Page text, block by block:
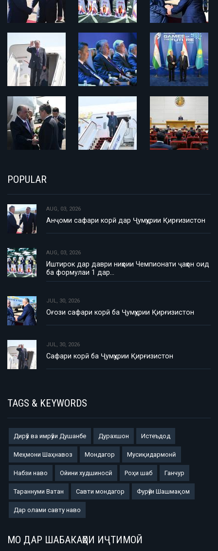
POPULAR
AUG, 03, 2026
Анҷоми сафари корӣ дар Ҷумҳурии Қирғизистон
AUG, 03, 2026
Иштирок дар даври ниҳоии Чемпионати ҷаҳон оид
ба формулаи 1 дар…
JUL, 30, 2026
Оғози сафари корӣ ба Ҷумҳурии Қирғизистон
JUL, 30, 2026
Сафари корӣ ба Ҷумҳурии Қирғизистон
TAGS & KEYWORDS
Дирӯз ва имрӯзи Душанбе Дурахшон Истеъдод
Меҳмони Шаҳнавоз Мондагор Мусиқидармонӣ
Набзи наво Ойини худшиносӣ Роҳи шаб Ганчур
Тараннуми Ватан Савти мондагор Фурӯғи Шашмақом
Дар олами савту наво
МО ДАР ШАБАКАҲОИ ИҶТИМОӢ